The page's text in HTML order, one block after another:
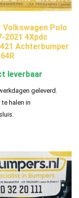
Volkswagen Polo
2021 4Xpdc
Achterbumper
leverbaar
geleverd.
te halen in